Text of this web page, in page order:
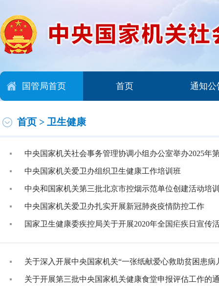
国管局首页 首页 通知公
首页 > 卫生健康
中央国家机关社会事务管理协调小组办公室举办2025年
中央国家机关爱卫办组织卫生健康工作培训班
中央和国家机关第三批北京市控烟示范单位创建活动培
中央国家机关爱卫办扎实开展新冠肺炎疫情防控工作
国家卫生健康委疾控局关于开展2020年全国疟疾日宣传
关于深入开展中央国家机关“一张纸献爱心救助贫困患病
关于开展第三批中央国家机关健康食堂申报评估工作的